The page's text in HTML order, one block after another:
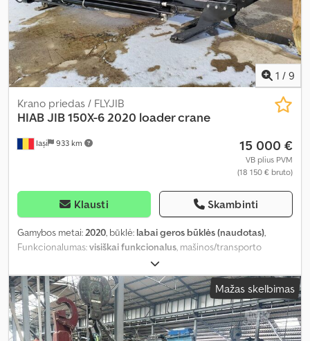
1 / 9
Iași 933 km
Krano priedas / FLYJIB
HIABJIB 150X-6 2020 loader crane
15 000 €
VB plius PVM
(18 150 € bruto)
Klausti Skambinti
Gamybos metai:2020, būklė: labai geros būklės (naudotas),
Funkcionalumas:visiškai funkcionalus, mašinos/transporto
Mažas skelbimas